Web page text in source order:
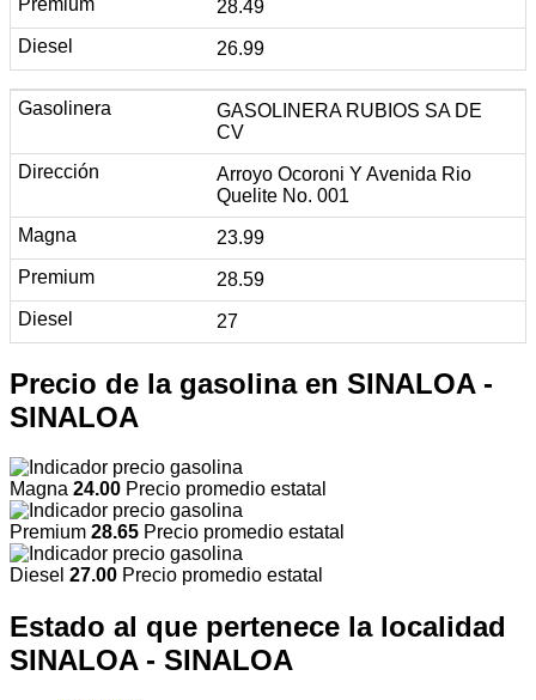
28.49
26.99
GASOLINERA RUBIOS SA DE
CV
Arroyo Ocoroni Y Avenida Rio
Quelite No. 001
23.99
28.59
27
Precio de la gasolina en SINALOA -
SINALOA
Magna 24.00 Precio promedio estatal
Premium 28.65 Precio promedio estatal
Diesel 27.00 Precio promedio estatal
Estado al que pertenece la localidad
SINALOA - SINALOA